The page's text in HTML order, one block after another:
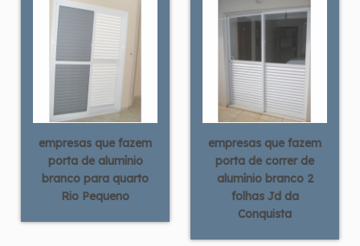
empresas que fazem
porta de alumínio
branco para quarto
Rio Pequeno
empresas que fazem
porta de correr de
alumínio branco 2
folhas Jd da
Conquista